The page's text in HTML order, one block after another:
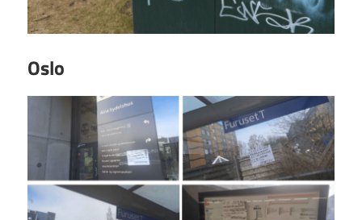
Oslo